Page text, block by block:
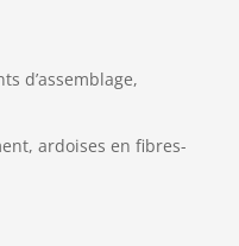
d’assemblage,
ardoises en fibres-